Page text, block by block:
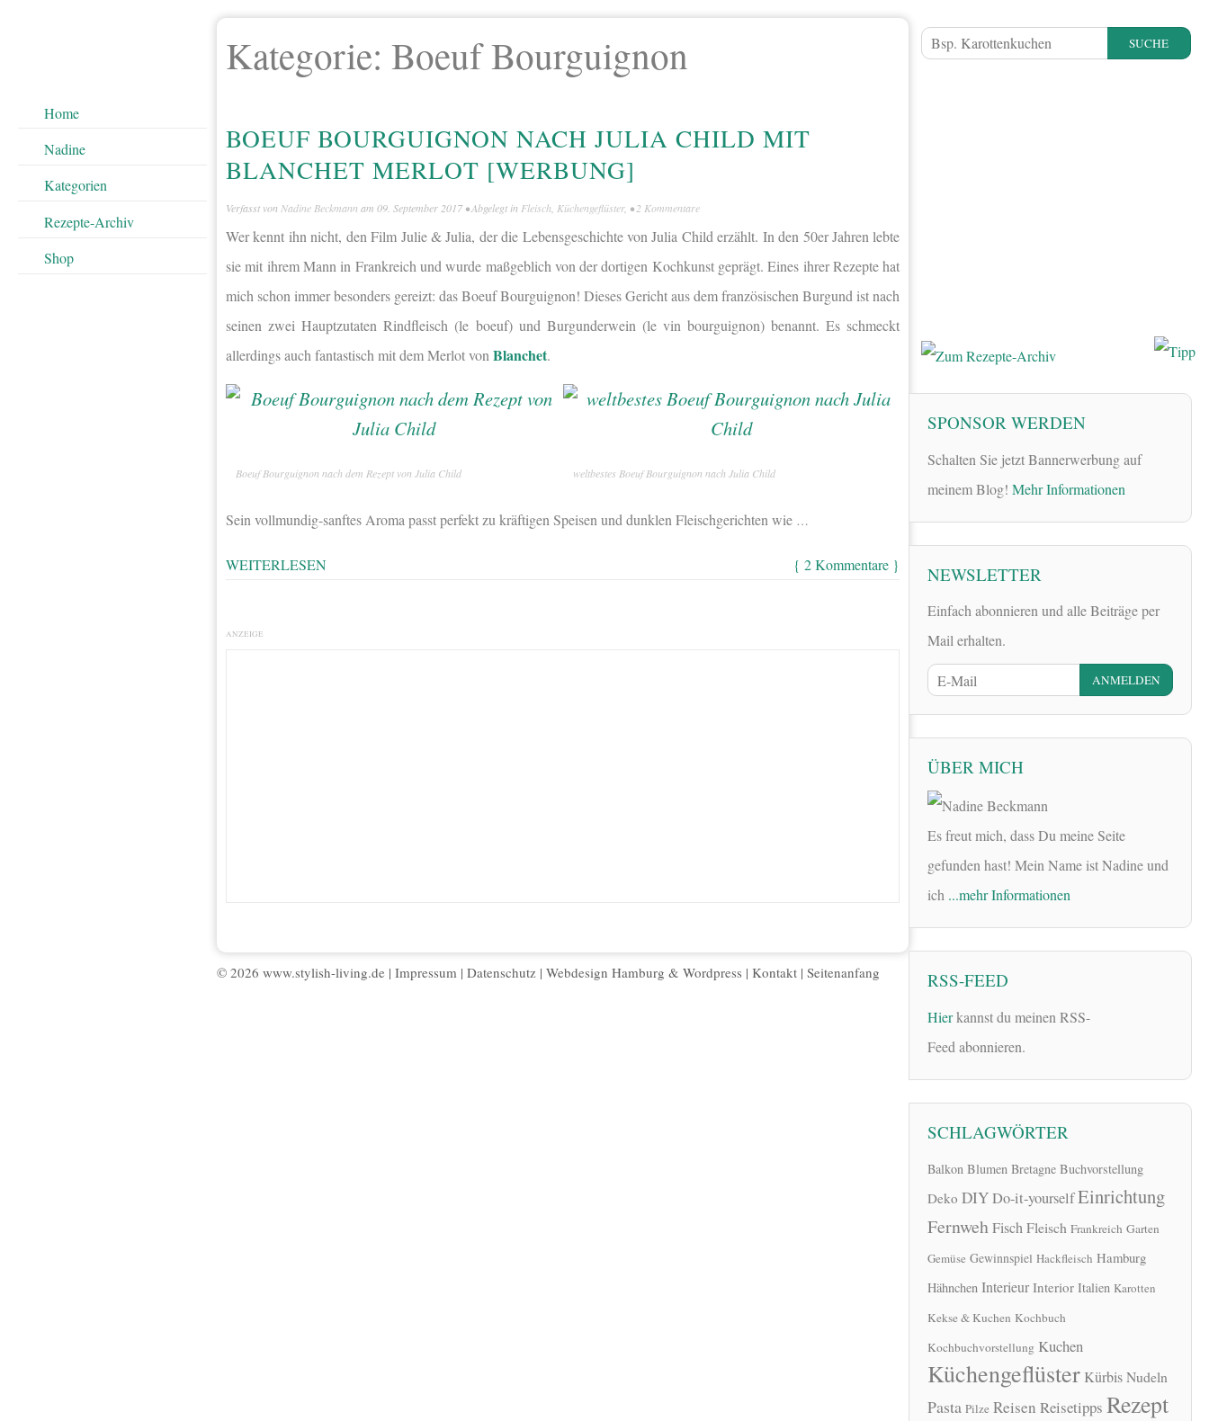
Home
Nadine
Kategorien
Rezepte-Archiv
Shop
Kategorie: Boeuf Bourguignon
BOEUF BOURGUIGNON NACH JULIA CHILD MIT
BLANCHET MERLOT [WERBUNG]
Verfasst von Nadine Beckmann am 09. September 2017 • Abgelegt in Fleisch, Küchengeflüster, •2 Kommentare
Wer kennt ihn nicht, den Film Julie & Julia, der die Lebensgeschichte von Julia Child erzählt. In den 50er Jahren lebte
sie mit ihrem Mann in Frankreich und wurde maßgeblich von der dortigen Kochkunst geprägt. Eines ihrer Rezepte hat
mich schon immer besonders gereizt: das Boeuf Bourguignon! Dieses Gericht aus dem französischen Burgund ist nach
seinen zwei Hauptzutaten Rindfleisch (le boeuf) und Burgunderwein (le vin bourguignon) benannt. Es schmeckt
allerdings auch fantastisch mit dem Merlot vonBlanchet.
Boeuf Bourguignon nach dem Rezept von Julia Child weltbestes Boeuf Bourguignon nach Julia Child
Sein vollmundig-sanftes Aroma passt perfekt zu kräftigen Speisen und dunklen Fleischgerichten wie …
WEITERLESEN { 2 Kommentare }
ANZEIGE
© 2026 www.stylish-living.de | Impressum | Datenschutz | Webdesign Hamburg & Wordpress | Kontakt | Seitenanfang
SUCHE
SPONSOR WERDEN
Schalten Sie jetzt Bannerwerbung auf
meinem Blog! Mehr Informationen
NEWSLETTER
Einfach abonnieren und alle Beiträge per
Mail erhalten.
ÜBER MICH
Es freut mich, dass Du meine Seite
gefunden hast! Mein Name ist Nadine und
ich ...mehr Informationen
RSS-FEED
Hierkannst du meinen RSS-
Feed abonnieren.
SCHLAGWÖRTER
Balkon Blumen Bretagne Buchvorstellung
Deko DIYDo-it-yourselfEinrichtung
FernwehFischFleisch Frankreich Garten
Gemüse Gewinnspiel Hackfleisch Hamburg
Hähnchen Interieur Interior Italien Karotten
Kekse & Kuchen Kochbuch
Kochbuchvorstellung Kuchen
Küchengeflüster KürbisNudeln
Pasta Pilze Reisen Reisetipps Rezept